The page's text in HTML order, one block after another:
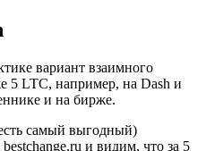
вариант взаимного
5 LTC, например, на Dash и
и на бирже.
самый выгодный)
и видим, что за 5